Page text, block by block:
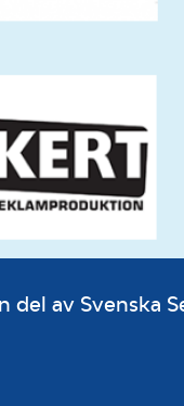
del av Svenska